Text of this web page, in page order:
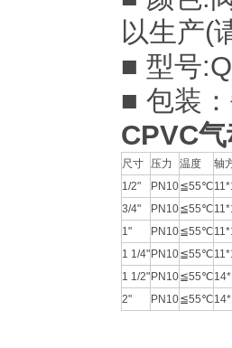
以生产(
■ 型号
■ 包装
CPVC
尺寸 压力 温度
轴
1/2"
PN10≦55℃
3/4"
PN10≦55℃
1"
PN10≦55℃
1 1/4" PN10≦55℃
1 1/2" PN10≦55℃
2"
PN10≦55℃